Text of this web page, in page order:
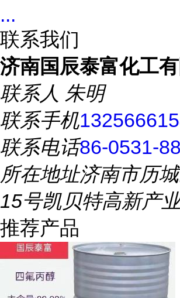
...
联系我们
济南国辰泰富化工
联系人 朱明
联系手机
联系电话86-0531-
所在地址济南市历
15号凯贝特高新产
推荐产品